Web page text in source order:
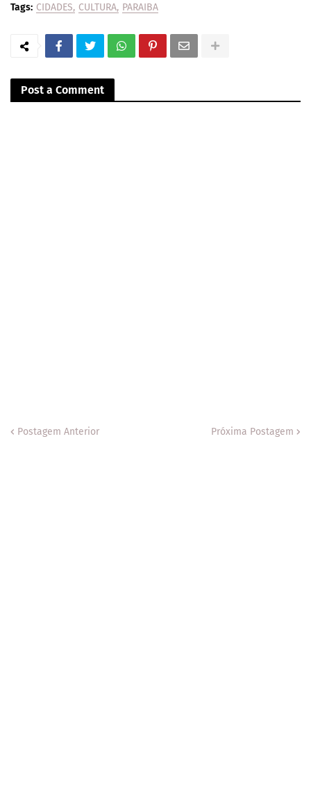
Tags: CIDADES CULTURA PARAIBA
Post a Comment
Postagem Anterior Próxima Postagem